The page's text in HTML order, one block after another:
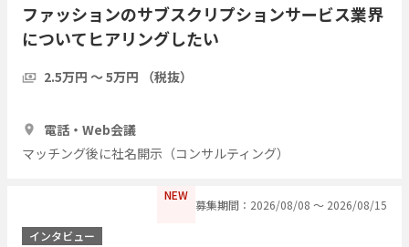
ファッションのサブスクリプションサービス業界
についてヒアリングしたい
2.5万円 〜 5万円 （税抜）
電話・Web会議
マッチング後に社名開示（コンサルティング）
NEW
募集期間：2026/08/08 〜 2026/08/15
インタビュー